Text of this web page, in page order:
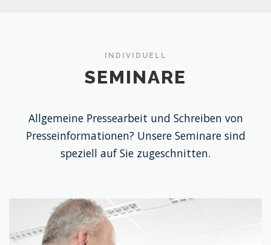
INDIVIDUELL
SEMINARE
Allgemeine Pressearbeit und Schreiben von
Presseinformationen? Unsere Seminare sind
speziell auf Sie zugeschnitten.